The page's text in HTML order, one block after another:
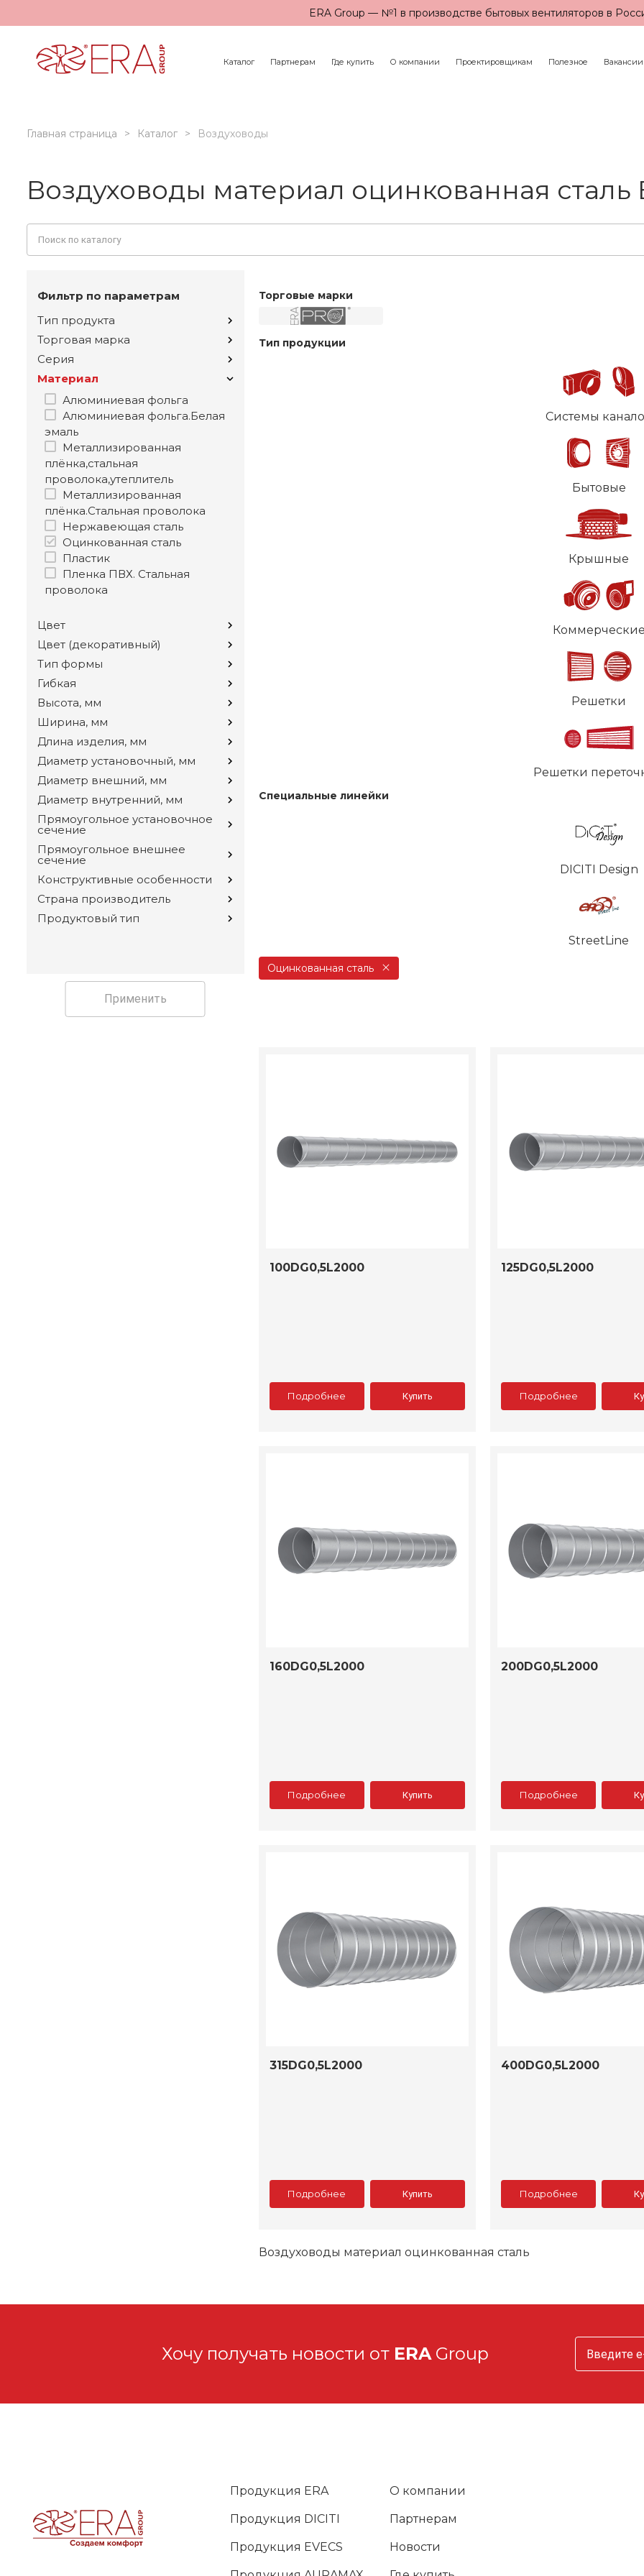
ERA Group — №1 в производстве бытовых вентиляторов в
Каталог Партнерам Где купить О компании Проектировщикам Полезное Вакансии
Главная страница Каталог Воздуховоды
Воздуховоды материал оцинкованная сталь
Фильтр по параметрам
Тип продукта
Торговая марка
Серия
Материал
Алюминиевая фольга
Алюминиевая фольга.Белая
эмаль
Металлизированная
плёнка,стальная
проволока,утеплитель
Металлизированная
плёнка.Стальная проволока
Нержавеющая сталь
Оцинкованная сталь
Пластик
Пленка ПВХ. Стальная
проволока
Цвет
Цвет (декоративный)
Тип формы
Гибкая
Высота, мм
Ширина, мм
Длина изделия, мм
Диаметр установочный, мм
Диаметр внешний, мм
Диаметр внутренний, мм
Прямоугольное установочное
сечение
Прямоугольное внешнее
сечение
Конструктивные особенности
Страна производитель
Продуктовый тип
Применить
Торговые марки
Тип продукции
Системы
Бытовые
Крышные
Решетки
Решетки
Специальные линейки
DICITI Design
StreetLine
Оцинкованная сталь
100DG0,5L2000
Подробнее Купить
125DG0,5L2000
Подробнее
160DG0,5L2000
Подробнее Купить
200DG0,5L2000
Подробнее
315DG0,5L2000
Подробнее Купить
400DG0,5L2000
Подробнее
Воздуховоды материал оцинкованная сталь
Хочу получать новости от ERAGroup
Продукция ERA
Продукция DICITI
Продукция EVECS
О компании
Партнерам
Новости